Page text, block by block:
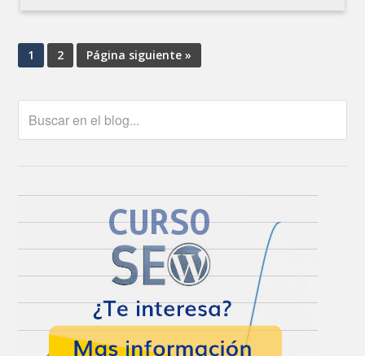
1 2 Página siguiente »